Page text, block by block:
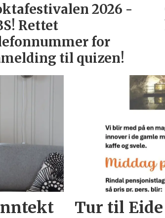
2026 -
Rettet
for
til quizen!
Tur til